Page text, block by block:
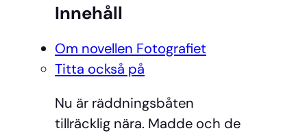
Innehåll
Om novellen Fotografiet
Titta också på
Nu är räddningsbåten
tillräcklig nära. Madde och de